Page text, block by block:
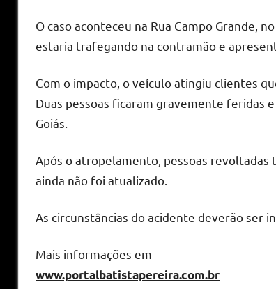
O caso aconteceu na Rua Campo Grande,
estaria trafegando na contramão e
Com o impacto, o veículo atingiu clientes
Duas pessoas ficaram gravemente feridas
Goiás.
Após o atropelamento, pessoas
ainda não foi atualizado.
As circunstâncias do acidente deverão ser
Mais informações em
www.portalbatistapereira.com.br